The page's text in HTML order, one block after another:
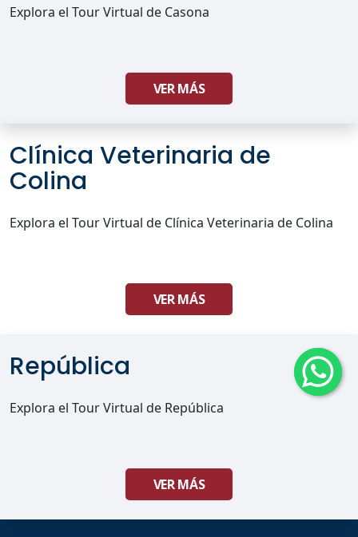
Explora el Tour Virtual de Casona
VER MÁS
Clínica Veterinaria de
Colina
Explora el Tour Virtual de Clínica Veterinaria de Colina
VER MÁS
República
Explora el Tour Virtual de República
VER MÁS